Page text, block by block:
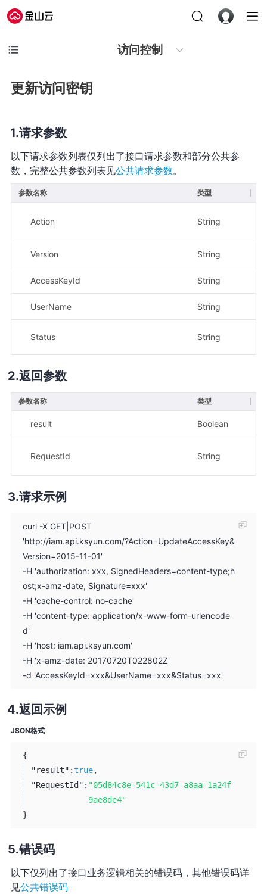
访问控制
更新访问密钥
请求参数
以下请求参数列表仅列出了接口请求参数和部分公共参
数，完整公共参数列表见公共请求参数。
参数名称 类型
Action String
Version String
AccessKeyId String
UserName String
Status String
返回参数
参数名称 类型
result Boolean
RequestId String
请求示例
curl -X GET|POST
'http://iam.api.ksyun.com/?Action=UpdateAccessKey&
Version=2015-11-01'
-H 'authorization: xxx, SignedHeaders=content-type;h
ost;x-amz-date, Signature=xxx'
-H 'cache-control: no-cache'
-H 'content-type: application/x-www-form-urlencode
d'
-H 'host: iam.api.ksyun.com'
-H 'x-amz-date: 20170720T022802Z'
-d 'AccessKeyId=xxx&UserName=xxx&Status=xxx'
返回示例
JSON格式
{
"result":true,
"RequestId": "05d84c8e-541c-43d7-a8aa-1a24f
9ae8de4"
}
错误码
以下仅列出了接口业务逻辑相关的错误码，其他错误码详
见公共错误码